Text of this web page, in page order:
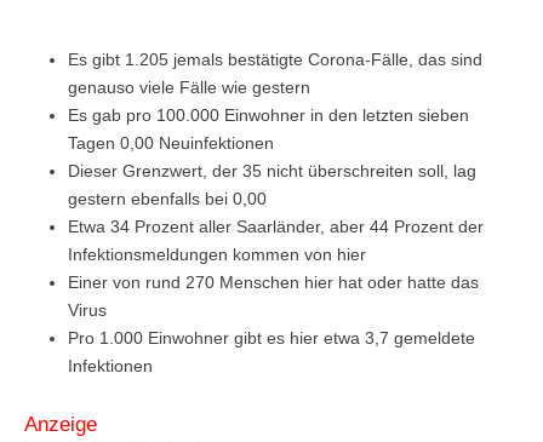
Es gibt 1.205 jemals bestätigte Corona-Fälle, das sind
genauso viele Fälle wie gestern
Es gab pro 100.000 Einwohner in den letzten sieben
Tagen 0,00 Neuinfektionen
Dieser Grenzwert, der 35 nicht überschreiten soll, lag
gestern ebenfalls bei 0,00
Etwa 34 Prozent aller Saarländer, aber 44 Prozent der
Infektionsmeldungen kommen von hier
Einer von rund 270 Menschen hier hat oder hatte das
Virus
Pro 1.000 Einwohner gibt es hier etwa 3,7 gemeldete
Infektionen
Anzeige